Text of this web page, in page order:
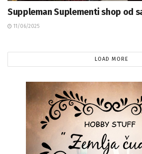
Suppleman Suplementi shop od
11/06/2025
LOAD MORE